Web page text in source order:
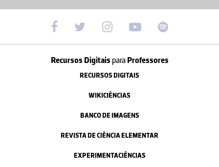
Recursos Digitais paraProfessores
RECURSOS DIGITAIS
WIKICIÊNCIAS
BANCO DE IMAGENS
REVISTA DE CIÊNCIA ELEMENTAR
EXPERIMENTACIÊNCIAS